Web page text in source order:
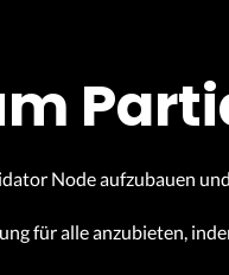
Node aufzubauen
für alle anzubieten,